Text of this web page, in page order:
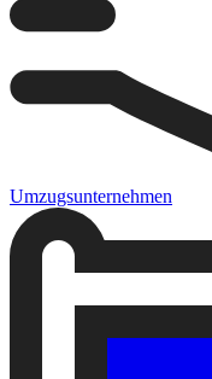
Umzugsunternehmen